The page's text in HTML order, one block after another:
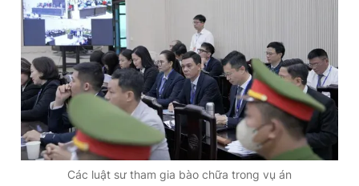
Các luật sư tham gia bào chữa trong vụ án